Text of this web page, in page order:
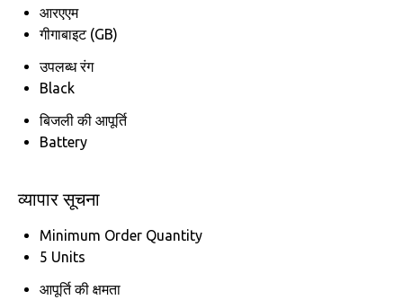
आरएएम
गीगाबाइट (GB)
उपलब्ध रंग
Black
बिजली की आपूर्ति
Battery
व्यापार सूचना
Minimum Order Quantity
5 Units
आपूर्ति की क्षमता